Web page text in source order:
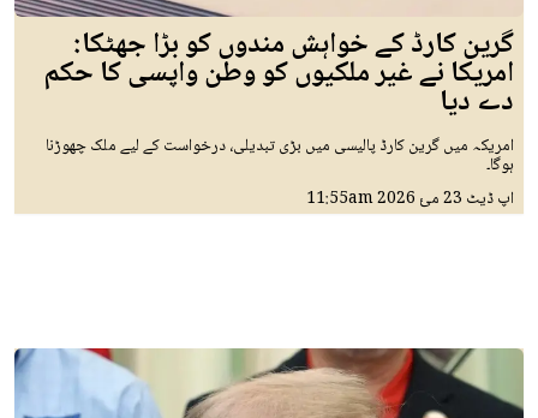
گرین کارڈ کے خواہش مندوں کو بڑا جھٹکا:
امریکا نے غیر ملکیوں کو وطن واپسی کا حکم
دے دیا
امریکہ میں گرین کارڈ پالیسی میں بڑی تبدیلی، درخواست کے لیے ملک چھوڑنا
ہوگا۔
اپ ڈیٹ 23 مئ 2026 11:55am